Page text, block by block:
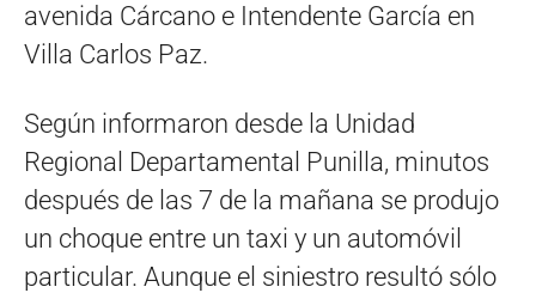
avenida Cárcano e Intendente García en
Villa Carlos Paz.
Según informaron desde la Unidad
Regional Departamental Punilla, minutos
después de las 7 de la mañana se produjo
un choque entre un taxi y un automóvil
particular. Aunque el siniestro resultó sólo